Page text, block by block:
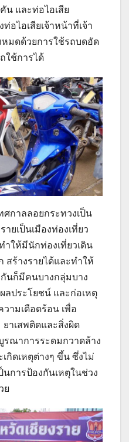
น และท่อไอเสีย
อไอเสียเจ้าหน้าที่เจ้า
มดด้วยการใช้รถบดอัด
ใช้การได้
ศกาลลอยกระทวงเป็น
ยเป็นเมืองท่องเที่ยว
ำให้มีนักท่องเที่ยวเดิน
สร้างรายได้และทำให้
นก็มีคนบางกลุ่มบาง
ลประโยชน์ และก่อเหตุ
ามเดือดร้อน เพื่อ
าเสพติดและสิ่งผิด
รณาการระดมกวาดล้าง
กิดเหตุต่างๆ ขึ้น ซึ่งไม่
นการป้องกันเหตุในช่วง
ย